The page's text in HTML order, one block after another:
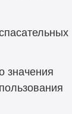
значения